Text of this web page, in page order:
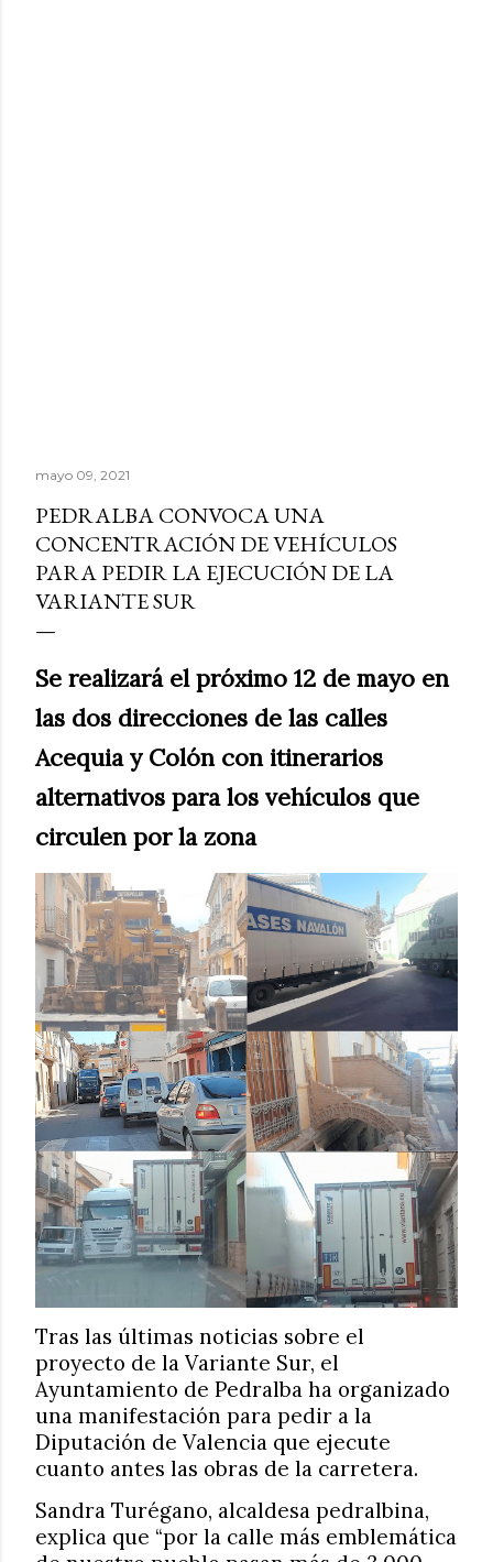
mayo 09, 2021
PEDRALBA CONVOCA UNA
CONCENTRACIÓN DE VEHÍCULOS
PARA PEDIR LA EJECUCIÓN DE LA
VARIANTE SUR
Se realizará el próximo 12 de mayo en
las dos direcciones de las calles
Acequia y Colón con itinerarios
alternativos para los vehículos que
circulen por la zona
Tras las últimas noticias sobre el
proyecto de la Variante Sur, el
Ayuntamiento de Pedralba ha organizado
una manifestación para pedir a la
Diputación de Valencia que ejecute
cuanto antes las obras de la carretera.
Sandra Turégano, alcaldesa pedralbina,
explica que “por la calle más emblemática